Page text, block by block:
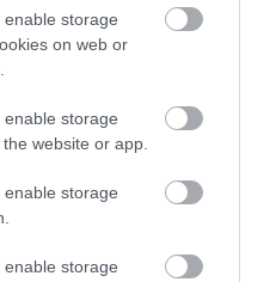
storage
on web or
storage
website or app.
storage
storage
și Joby Aviation au
lansarea, din 2026,
aeriene, cu patru
Marina și Palm
dezvoltă propriul
împreună cu Archer și
având ca obiectiv
companii